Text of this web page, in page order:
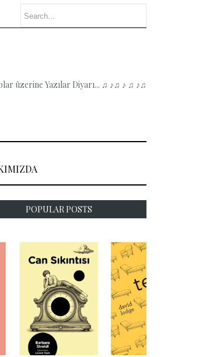
üzerine Yazılar Diyarı... ♫ ♪♫ ♪ ♫ ♪♫
POPULAR POSTS